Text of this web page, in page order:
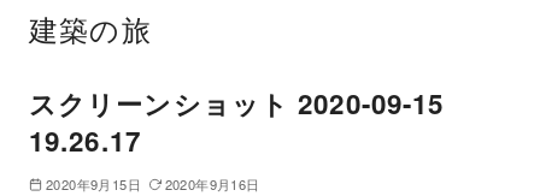
建築の旅
スクリーンショット 2020-09-15
19.26.17
2020年9月15日 2020年9月16日